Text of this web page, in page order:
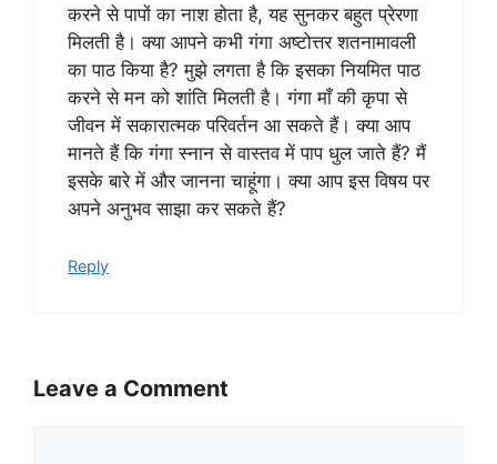
करने से पापों का नाश होता है, यह सुनकर बहुत प्रेरणा
मिलती है। क्या आपने कभी गंगा अष्टोत्तर शतनामावली
का पाठ किया है? मुझे लगता है कि इसका नियमित पाठ
करने से मन को शांति मिलती है। गंगा माँ की कृपा से
जीवन में सकारात्मक परिवर्तन आ सकते हैं। क्या आप
मानते हैं कि गंगा स्नान से वास्तव में पाप धुल जाते हैं? मैं
इसके बारे में और जानना चाहूंगा। क्या आप इस विषय पर
अपने अनुभव साझा कर सकते हैं?
Reply
Leave a Comment